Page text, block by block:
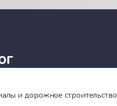
и дорожное строительство